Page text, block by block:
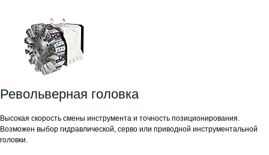
Револьверная головка
Высокая скорость смены инструмента и точность позиционирования.
Возможен выбор гидравлической, серво или приводной инструментальной
головки.